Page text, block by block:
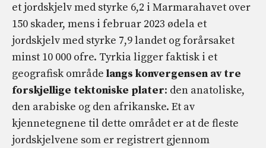
et jordskjelv med styrke 6,2 i Marmarahavet over
150 skader, mens i februar 2023 ødela et
jordskjelv med styrke 7,9 landet og forårsaket
minst 10 000 ofre. Tyrkia ligger faktisk i et
geografisk område langs konvergensen av tre
forskjellige tektoniske plater: den anatoliske,
den arabiske og den afrikanske. Et av
kjennetegnene til dette området er at de fleste
jordskjelvene som er registrert gjennom